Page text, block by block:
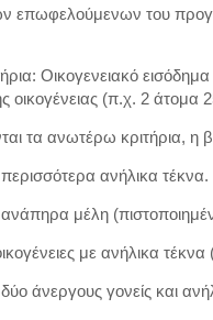
επωφελούμενων του
Οικογενειακό
οικογένειας (π.χ. 2
τα ανωτέρω κριτήρια, η
ανήλικα τέκνα.
ανάπηρα μέλη
με ανήλικα
άνεργους γονείς και